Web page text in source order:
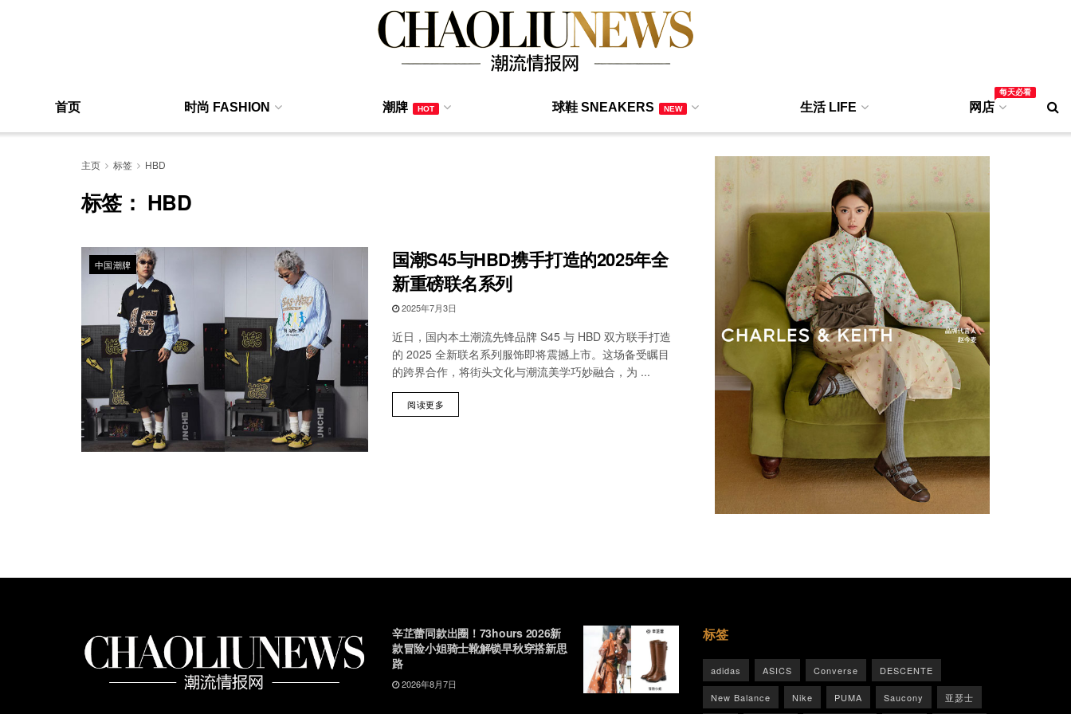
首页 时尚 FASHION 潮牌 HOT 球鞋 SNEAKERS NEW 生活 LIFE 网店
每天必看
主页 标签 HBD
标签： HBD
中国潮牌
国潮S45与HBD携手打造的2025年全
新重磅联名系列
2025年7月3日
近日，国内本土潮流先锋品牌 S45 与 HBD 双方联手打造
的 2025 全新联名系列服饰即将震撼上市。这场备受瞩目
的跨界合作，将街头文化与潮流美学巧妙融合，为 ...
阅读更多
辛芷蕾同款出圈！73hours 2026新
款冒险小姐骑士靴解锁早秋穿搭新思
路
2026年8月7日
标签
adidas ASICS Converse DESCENTE
New Balance Nike PUMA Saucony 亚瑟士